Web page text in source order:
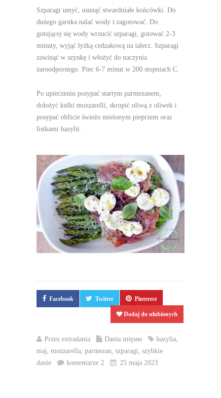
Szparagi umyć, usunąć stwardniałe końcówki. Do
dużego garnka nalać wody i zagotować. Do
gotującej się wody wrzucić szparagi, gotować 2-3
minuty, wyjąć łyżką cedzakową na talerz. Szparagi
zawinąć w szynkę i włożyć do naczynia
żaroodpornego. Piec 6-7 minut w 200 stopniach C.
Po upieczeniu posypać startym parmezanem,
dołożyć kulki mozzarelli, skropić oliwą z oliwek i
posypać obficie świeżo mielonym pieprzem oraz
listkami bazylii.
Facebook Twitter Pinterest
Dodaj do ulubionych
Przez extradania Dania mięsne bazylia,
maj, mozzarella, parmezan, szparagi, szybkie
danie
komentarze 2 25 maja 2023